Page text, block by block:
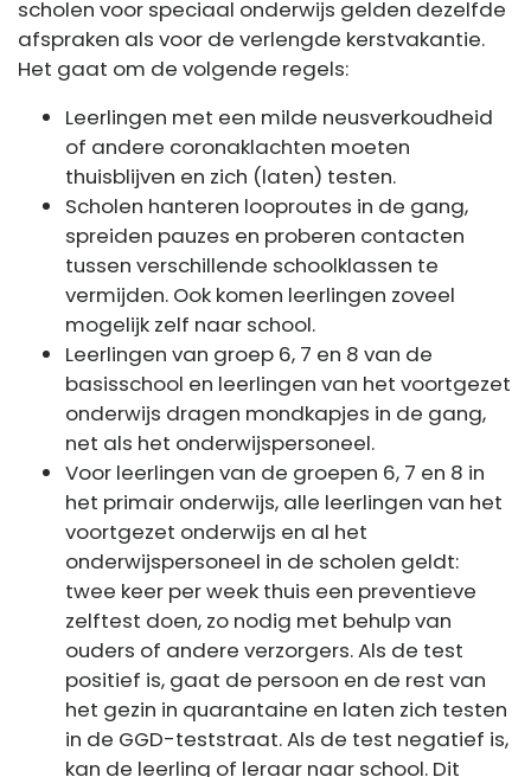
scholen voor speciaal onderwijs gelden dezelfde
afspraken als voor de verlengde kerstvakantie.
Het gaat om de volgende regels:
Leerlingen met een milde neusverkoudheid
of andere coronaklachten moeten
thuisblijven en zich (laten) testen.
Scholen hanteren looproutes in de gang,
spreiden pauzes en proberen contacten
tussen verschillende schoolklassen te
vermijden. Ook komen leerlingen zoveel
mogelijk zelf naar school.
Leerlingen van groep 6, 7 en 8 van de
basisschool en leerlingen van het voortgezet
onderwijs dragen mondkapjes in de gang,
net als het onderwijspersoneel.
Voor leerlingen van de groepen 6, 7 en 8 in
het primair onderwijs, alle leerlingen van het
voortgezet onderwijs en al het
onderwijspersoneel in de scholen geldt:
twee keer per week thuis een preventieve
zelftest doen, zo nodig met behulp van
ouders of andere verzorgers. Als de test
positief is, gaat de persoon en de rest van
het gezin in quarantaine en laten zich testen
in de GGD-teststraat. Als de test negatief is,
kan de leerling of leraar naar school. Dit